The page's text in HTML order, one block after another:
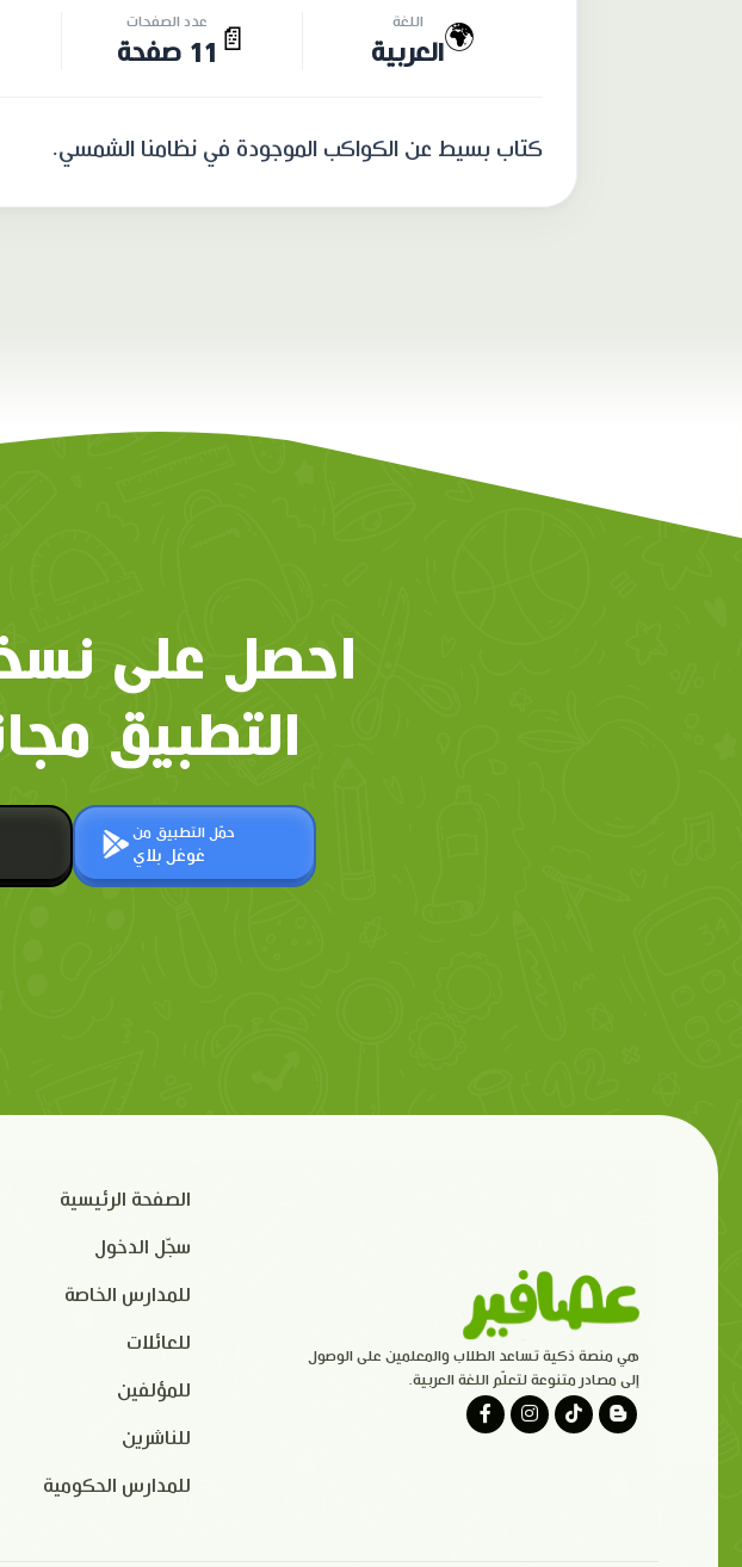
🌍 اللغة
العربية 📄
عدد الصفحات
11 صفحة
كتاب بسيط عن الكواكب الموجودة في نظامنا الشمسي.
احصل على
التطبيق
حمّل التطبيق من
غوغل بلاي
هي منصة ذكية تساعد الطلاب والمعلمين على الوصول
إلى مصادر متنوعة لتعلّم اللغة العربية.
الصفحة الرئيسية
سجّل الدخول
للمدارس الخاصة
للعائلات
للمؤلفين
للناشرين
للمدارس الحكومية